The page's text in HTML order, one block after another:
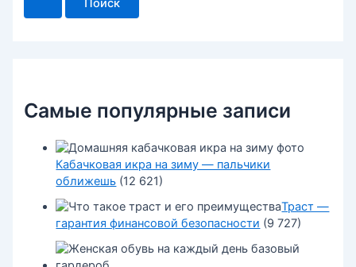
Самые популярные записи
Кабачковая икра на зиму — пальчики
оближешь (12 621)
Траст —
гарантия финансовой безопасности (9 727)